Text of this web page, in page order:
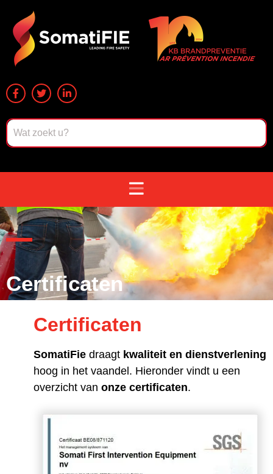
Certificaten
Certificaten
SomatiFie draagt kwaliteit en dienstverlening
hoog in het vaandel. Hieronder vindt u een
overzicht van onze certificaten.